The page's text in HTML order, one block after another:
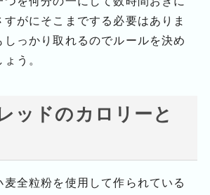
がにそこまでする必要はありま
っかり取れるのでルールを決め
う。
ッドのカロリーと
全粒粉を使用して作られている